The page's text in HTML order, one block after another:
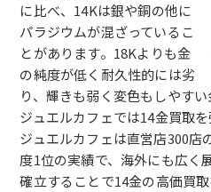
に比べ、14Kは銀や銅の他に
パラジウムが混ざっているこ
とがあります。18Kよりも金
の純度が低く耐久性的には劣
り、輝きも弱く変色もしやすい
ジュエルカフェでは14金買取を
ジュエルカフェは直営店300店
度1位の実績で、海外にも広く
確立することで14金の高価買取